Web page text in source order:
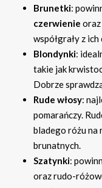
Brunetki:
czerwienie
współgrały z ich
Blondynki:
takie jak
Dobrze
Rude włosy:
pomarańczy.
bladego różu
brunatnych.
Szatynki:
oraz rudo-